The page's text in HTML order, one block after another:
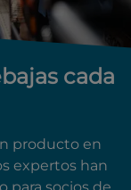
cada
producto en
expertos han
para socios de